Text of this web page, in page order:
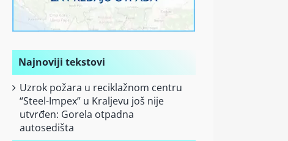
Najnoviji tekstovi
Uzrok požara u reciklažnom centru
“Steel-Impex” u Kraljevu još nije
utvrđen: Gorela otpadna
autosedišta